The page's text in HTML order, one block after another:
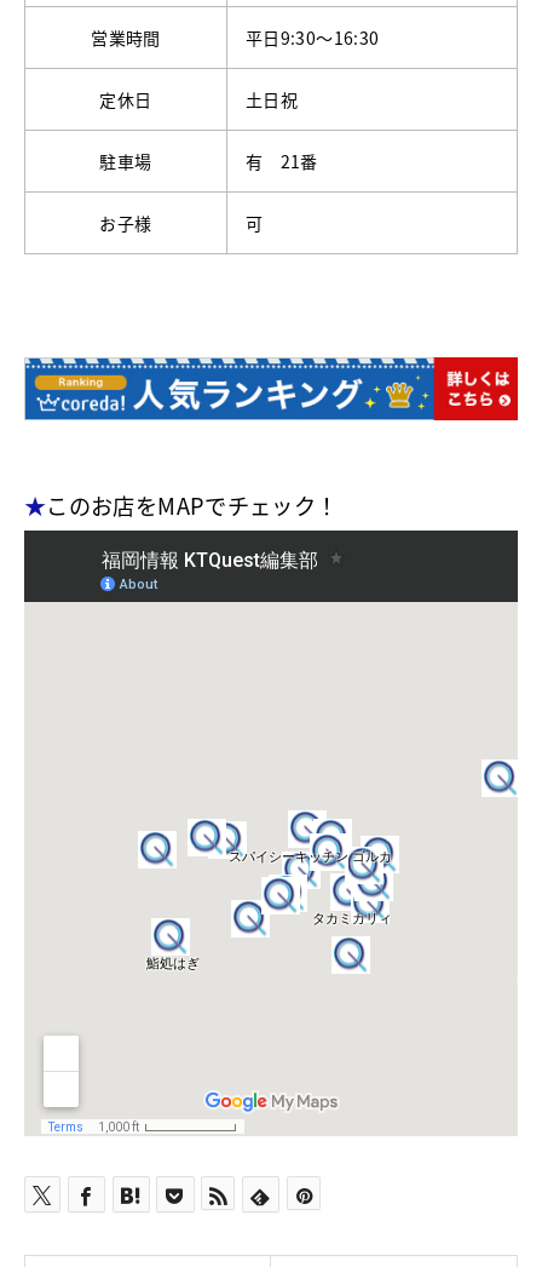
営業時間 平日9:30～16:30
定休日 土日祝
駐車場 有 21番
お子様 可
★このお店をMAPでチェック！